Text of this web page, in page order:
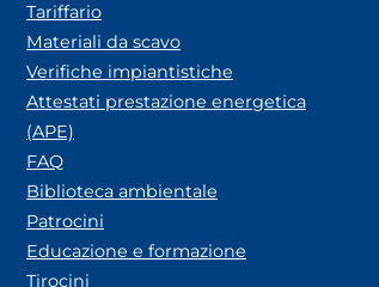
Tariffario
Materiali da scavo
Verifiche impiantistiche
Attestati prestazione energetica
(APE)
FAQ
Biblioteca ambientale
Patrocini
Educazione e formazione
Tirocini